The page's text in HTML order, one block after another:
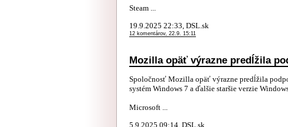
Steam ...
19.9.2025 22:33, DSL.sk
12 komentárov, 22.9. 15:11
Mozilla opäť výrazne predĺžila
Spoločnosť Mozilla opäť výrazne predĺžila
systém Windows 7 a ďalšie staršie verzie
Microsoft ...
5.9.2025 09:14, DSL.sk